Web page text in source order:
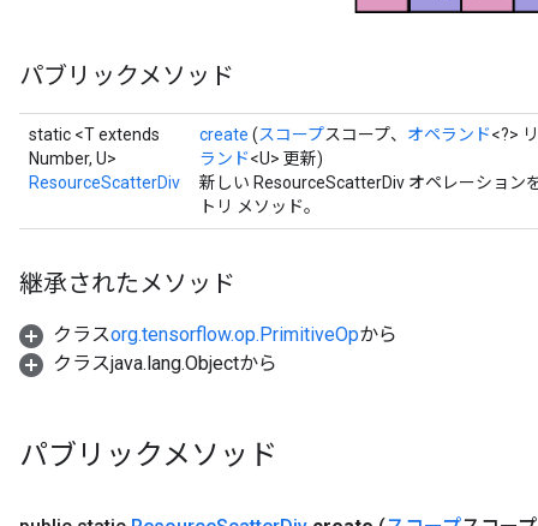
パブリックメソッド
static <T extends
Number, U>
ResourceScatterDiv
create (スコープスコープ、 オペランド<?>
ランド<U> 更新)
新しい ResourceScatterDiv オペレーション
トリ メソッド。
継承されたメソッド
クラスorg.tensorflow.op.PrimitiveOpから
クラスjava.lang.Objectから
パブリックメソッド